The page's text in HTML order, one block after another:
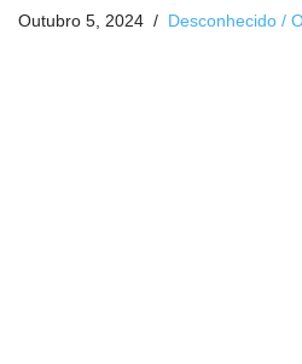
Outubro 5, 2024 Desconhecido /